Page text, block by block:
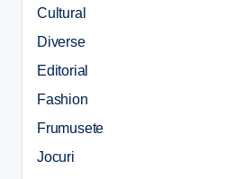
Cultural
Diverse
Editorial
Fashion
Frumusete
Jocuri